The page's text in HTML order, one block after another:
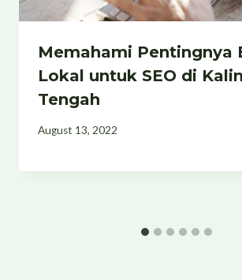
Memahami Pentingnya
Lokal untuk SEO di
Tengah
August 13, 2022